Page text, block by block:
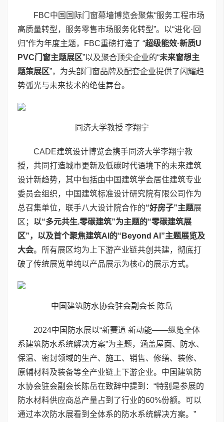
FBC中国国际门窗幕墙博览会聚焦“服务工程市场
高质量转型，服务零售市场服务化转型”。以“进化·回
归”作为年度主题，FBC重磅打造了 “超级能效·新质U
PVC门窗主题展区”以及聚合顶尖企业的“未来窗想主
题策展区”，为头部门窗品牌及配套企业提供了闪耀趋
势弧光与未来技术的绝佳舞台。
同济大学教授 李翔宁
CADE建筑设计博览会携手同济大学李翔宁教
授，共同打造城市更新及低碳时代语境下的未来建筑
设计新趋势，其中包括由中国建筑学会居住建筑专业
委员会组织，中国建筑标准设计研究院有限公司作为
总召集单位，联手八大设计院合作的“好房子”主题展
区； 以“多元共生.零碳建筑”为主题的“零碳建筑展
区”，以及首个聚焦建筑AI 的“ Beyond AI”主题展览及
大会。所有展区均为上下游产业链共创共建，彻底打
破了传统展览单纯以产品展示为核心的展示方式。
中国建筑防水协会驻会副会长 陈岳
2024中国防水展以“新赛道 新动能——纵览全体
系建筑防水系统解决方案”为主题，涵盖屋面、防水、
保温、密封领域的生产、施工、销售、修缮、装修、
原辅材料及装备等全产业链上下游企业。中国建筑防
水协会驻会副会长陈岳在致辞中提到：“特别是参展的
防水材料供应商总产量占到了行业的60%份额。可以
通过本次防水展看到全体系的防水系统解决方案。”